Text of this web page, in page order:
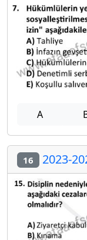
A
16 2023-